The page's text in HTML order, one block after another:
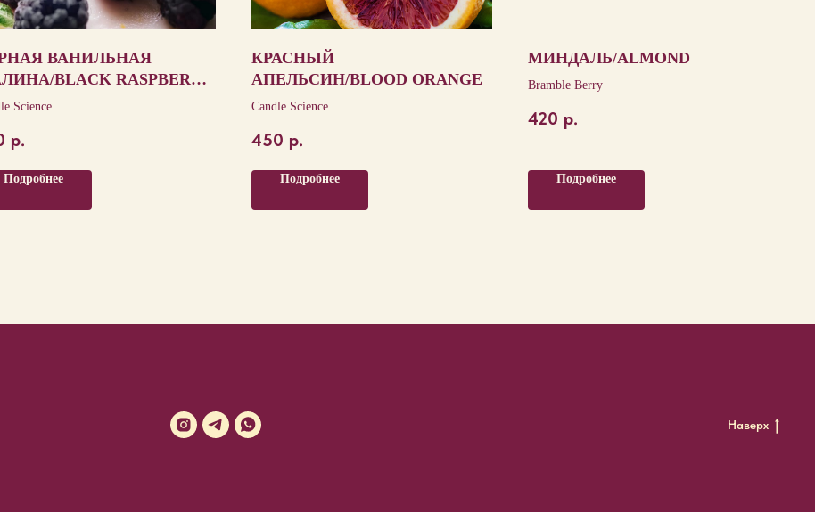
ВАНИЛЬНАЯ
BLACK RASPBERRY
Science
р.
Подробнее
КРАСНЫЙ
АПЕЛЬСИН/BLOOD ORANGE
Candle Science
450 р.
Подробнее
МИНДАЛЬ/ALMOND
Bramble Berry
420 р.
Подробнее
Наверх